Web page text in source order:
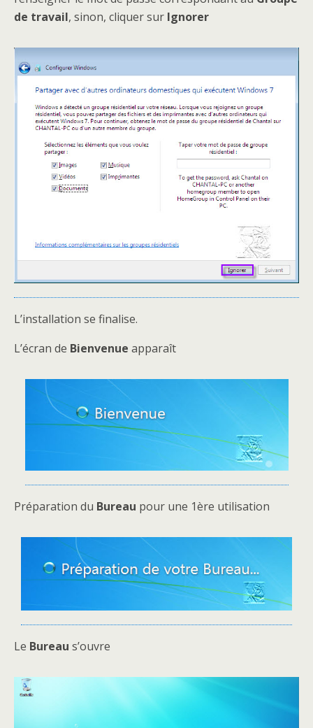
de travail, sinon, cliquer sur Ignorer
L’installation se finalise.
L’écran de Bienvenue apparaît
Préparation du Bureau pour une 1ère utilisation
Le Bureau s’ouvre